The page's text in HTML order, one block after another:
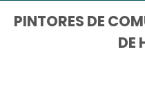
PINTORES DE
DE